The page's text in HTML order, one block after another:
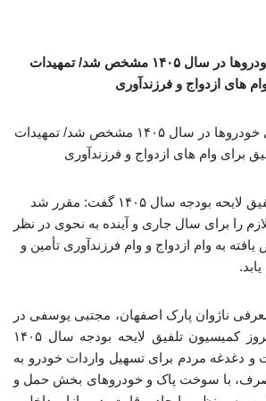
میزان حقوق ورودی خودروها در سال ۱۴۰۵ مشخص شد/ تمهیدات
های ازدواج و فرزندآوری
سخنگوی کمیسیون تلفیق لایحه بودجه سال ۱۴۰۵ گفت: مقرر شد
را برای سال جاری و آینده به نحوی در نظر
به وام ازدواج و وام فرزندآوری تأمین و
ناژوان پارک اصفهان، مجتبی یوسفی در
توضیح جلسه صبح امروز کمیسیون تلفیق لایحه بودجه سال ۱۴۰۵
و دغدغه مردم برای تسهیل واردات خودرو به
با سوخت پاک و خودروهای بخش حمل و